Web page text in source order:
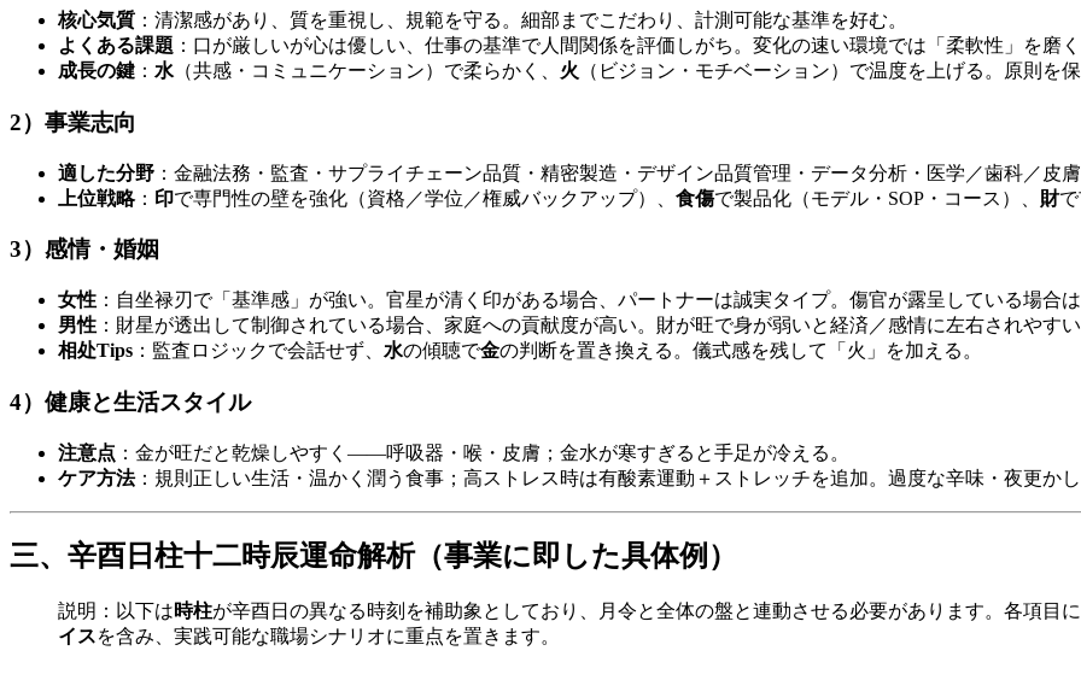
核心気質 ：清潔感があり、質を重視し、規範を守る。細部までこだわり、計測可能な基準を好む。
よくある課題 ：口が厳しいが心は優しい、仕事の基準で人間関係を評価しがち。変化の速い環境では「柔軟性」を磨
成長の鍵 ： 水 （共感・コミュニケーション）で柔らかく、 火 （ビジョン・モチベーション）で温度を上げる。原則を
2）事業志向
適した分野 ：金融法務・監査・サプライチェーン品質・精密製造・デザイン品質管理・データ分析・医学／歯科／皮
上位戦略： 印で専門性の壁を強化（資格／学位／権威バックアップ）、 食傷で製品化（モデル・SOP・コース）、 財
3）感情・婚姻
女性 ：自坐禄刃で「基準感」が強い。官星が清く印がある場合、パートナーは誠実タイプ。傷官が露呈している場合
男性 ：財星が透出して制御されている場合、家庭への貢献度が高い。財が旺で身が弱いと経済／感情に左右されやす
相处Tips ：監査ロジックで会話せず、 水の傾聴で金の判断を置き換える。儀式感を残して「火」を加える。
4）健康と生活スタイル
注意点 ：金が旺だと乾燥しやすく——呼吸器・喉・皮膚；金水が寒すぎると手足が冷える。
ケア方法：規則正しい生活・温かく潤う食事；高ストレス時は有酸素運動＋ストレッチを追加。過度な辛味・夜更か
三、辛酉日柱十二時辰運命解析（事業に即した具体例）
説明：以下は時柱が辛酉日の異なる時刻を補助象としており、月令と全体の盤と連動させる必要があります。各項目
イスを含み、実践可能な職場シナリオに重点を置きます。